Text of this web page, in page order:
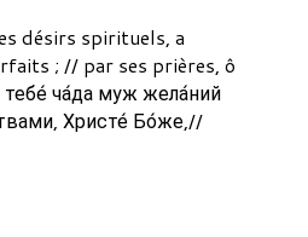
désirs spirituels, a
; // par ses prières, ô
ча́да муж жела́ний
Христе́ Бо́же,//